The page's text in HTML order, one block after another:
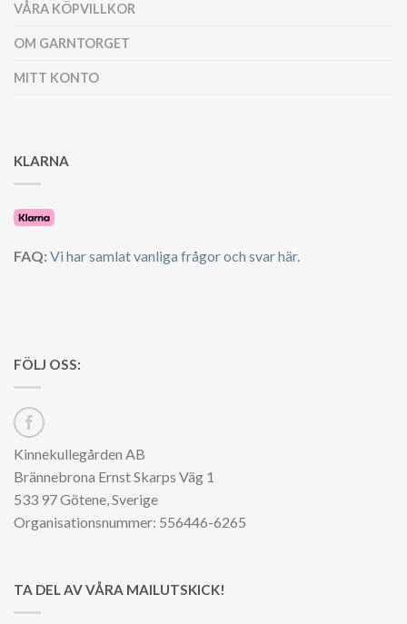
VÅRA KÖPVILLKOR
OM GARNTORGET
MITT KONTO
KLARNA
FAQ:Vi har samlat vanliga frågor och svar här.
FÖLJ OSS:
Kinnekullegården AB
Brännebrona Ernst Skarps Väg 1
533 97 Götene, Sverige
Organisationsnummer: 556446-6265
TA DEL AV VÅRA MAILUTSKICK!